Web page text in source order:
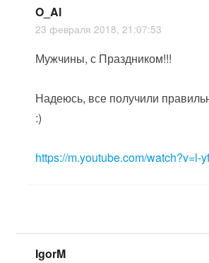
O_Al
23 февраля 2018, 21:07:53
Мужчины, с Праздником!!!
Надеюсь, все получили
:)
https://m.youtube.com/watch?v=l-
IgorM